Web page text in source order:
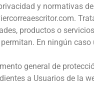
y normativas
productos o
En ningún
general de
a Usuarios de la